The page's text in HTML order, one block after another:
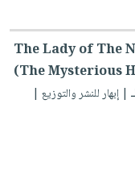
The Lady of The
(The Mysterious
| إبهار للنشر والتوزيع |